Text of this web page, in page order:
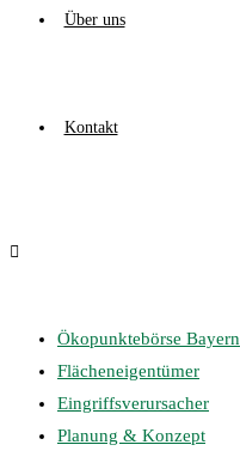
Über uns
Kontakt
Ökopunktebörse Bayern
Flächeneigentümer
Eingriffsverursacher
Planung & Konzept